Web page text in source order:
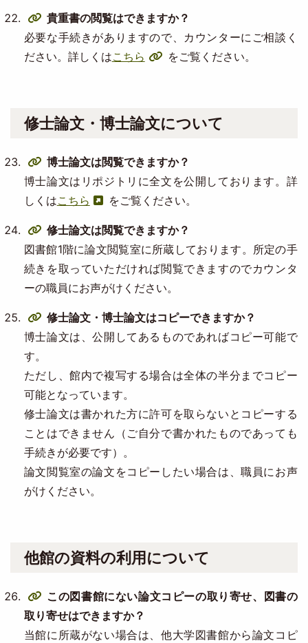
貴重書の閲覧はできますか？
必要な手続きがありますので、カウンターにご相談く
ださい。詳しくはこちら をご覧ください。
修士論文・博士論文について
博士論文は閲覧できますか？
博士論文はリポジトリに全文を公開しております。詳
しくはこちら をご覧ください。
修士論文は閲覧できますか？
図書館1階に論文閲覧室に所蔵しております。所定の手
続きを取っていただければ閲覧できますのでカウンタ
ーの職員にお声がけください。
修士論文・博士論文はコピーできますか？
博士論文は、公開してあるものであればコピー可能で
す。
ただし、館内で複写する場合は全体の半分までコピー
可能となっています。
修士論文は書かれた方に許可を取らないとコピーする
ことはできません（ご自分で書かれたものであっても
手続きが必要です）。
論文閲覧室の論文をコピーしたい場合は、職員にお声
がけください。
他館の資料の利用について
この図書館にない論文コピーの取り寄せ、図書の
取り寄せはできますか？
当館に所蔵がない場合は、他大学図書館から論文コピ